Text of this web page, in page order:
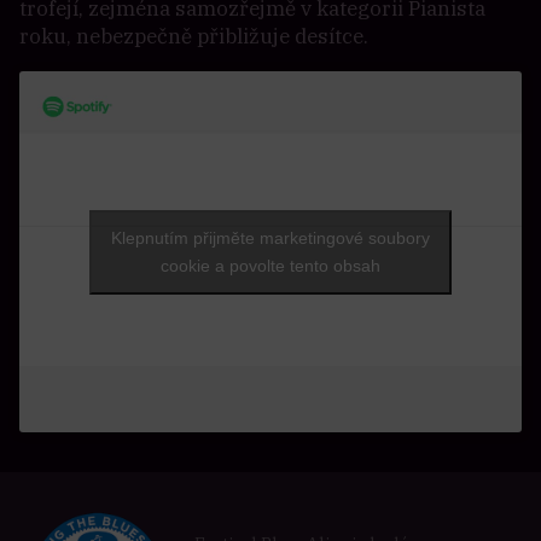
trofejí, zejména samozřejmě v kategorii Pianista
roku, nebezpečně přibližuje desítce.
Klepnutím přijměte marketingové soubory
cookie a povolte tento obsah